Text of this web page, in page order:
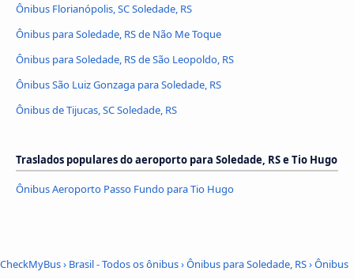
Ônibus Florianópolis, SC Soledade, RS
Ônibus para Soledade, RS de Não Me Toque
Ônibus para Soledade, RS de São Leopoldo, RS
Ônibus São Luiz Gonzaga para Soledade, RS
Ônibus de Tijucas, SC Soledade, RS
Traslados populares do aeroporto para Soledade, RS e Tio Hugo
Ônibus Aeroporto Passo Fundo para Tio Hugo
CheckMyBus› Brasil - Todos os ônibus›Ônibus para Soledade, RS›Ônibus